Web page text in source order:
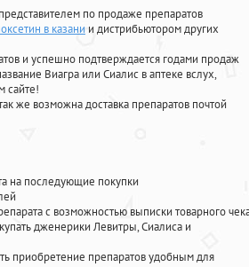
по продаже препаратов
в казани и дистрибьютором других
и успешно подтверждается годами продаж
Виагра или Сиалис в аптеке вслух,
сайте!
же возможна доставка препаратов почтой
на последующие покупки
с возможностью выписки товарного
дженерики Левитры, Сиалиса и
приобретение препаратов удобным для